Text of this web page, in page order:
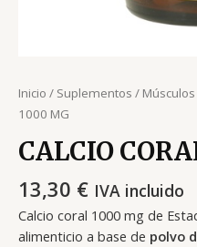
Inicio / Suplementos /
1000 MG
CALCIO
13,30 € IVA incluido
Calcio coral 1000 mg de
alimenticio a base de polvo